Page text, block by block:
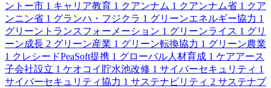
ントー市 1 キャリア教育 1 クアンナム 1 クアンナム省 1 クア
ンニン省 1 グランハ・フジクラ 1 グリーンエネルギー協力 1
グリーントランスフォーメーション 1 グリーンライス 1 グリ
ーン成長 2 グリーン産業 1 グリーン転換協力 1 グリーン農業
1 クレシードPeaSoft提携 1 グローバル人材育成 1 ケアアース
子会社設立 1 ケオコイ貯水池改修 1 サイバーセキュリティ 1
サイバーセキュリティ協力 1 サステナビリティ 2 サステナブ